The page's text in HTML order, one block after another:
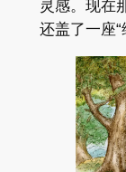
灵感。现在
还盖了一座“